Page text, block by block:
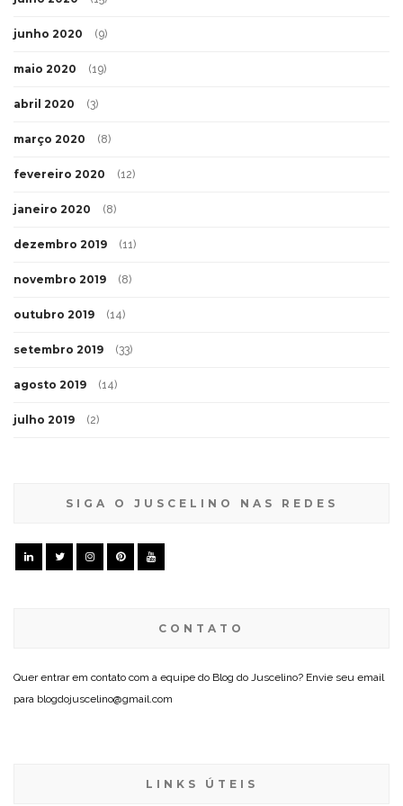
junho 2020 (9)
maio 2020 (19)
abril 2020 (3)
março 2020 (8)
fevereiro 2020 (12)
janeiro 2020 (8)
dezembro 2019 (11)
novembro 2019 (8)
outubro 2019 (14)
setembro 2019 (33)
agosto 2019 (14)
julho 2019 (2)
SIGA O JUSCELINO NAS REDES
CONTATO
Quer entrar em contato com a equipe do Blog do Juscelino? Envie seu email
para blogdojuscelino@gmail.com
LINKS ÚTEIS